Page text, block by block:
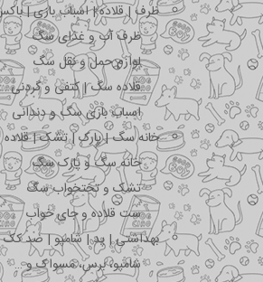
ظرف | قلاده | اسباب بازی |
ظرف آب و غذای سگ
لوازم حمل و نقل سگ
قلاده سگ | کتفی و گردنی
اسباب بازی سگ و دندانی
خانه سگ | پارک | تشک | قلاده
خانه سگ و پارک سگ
تشک و تختخواب سگ
ست قلاده و جای خواب
بهداشتی | پد | شامپو | ضد کک
شامپو، برس، مسواک و …